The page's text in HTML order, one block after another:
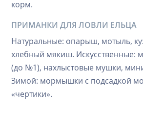
корм.
ПРИМАНКИ ДЛЯ ЛОВЛИ ЕЛЬЦА
Натуральные: опарыш, мотыль,
хлебный мякиш. Искусственные:
(до №1), нахлыстовые мушки,
Зимой: мормышки с подсадкой
«чертики».